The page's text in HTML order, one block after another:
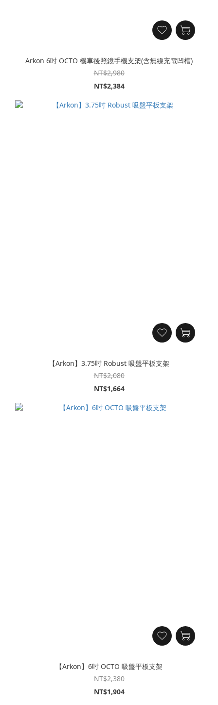
Arkon 6吋 OCTO 機車後照鏡手機支架(含無線充電凹槽)
NT$2,980
NT$2,384
【Arkon】3.75吋 Robust 吸盤平板支架
NT$2,080
NT$1,664
【Arkon】6吋 OCTO 吸盤平板支架
NT$2,380
NT$1,904